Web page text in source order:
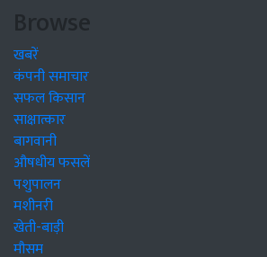
Browse
खबरें
कंपनी समाचार
सफल किसान
साक्षात्कार
बागवानी
औषधीय फसलें
पशुपालन
मशीनरी
खेती-बाड़ी
मौसम